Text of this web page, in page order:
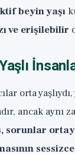
beyin yaşı
ve erişilebilir
orta
ancak aynı
sorunlar